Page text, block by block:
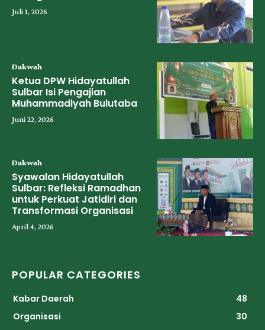
Juli 1, 2026
Dakwah
Ketua DPW Hidayatullah
Sulbar Isi Pengajian
Muhammadiyah Bulutaba
Juni 22, 2026
Dakwah
Syawalan Hidayatullah
Sulbar: Refleksi Ramadhan
untuk Perkuat Jatidiri dan
Transformasi Organisasi
April 4, 2026
POPULAR CATEGORIES
Kabar Daerah
48
Organisasi
30